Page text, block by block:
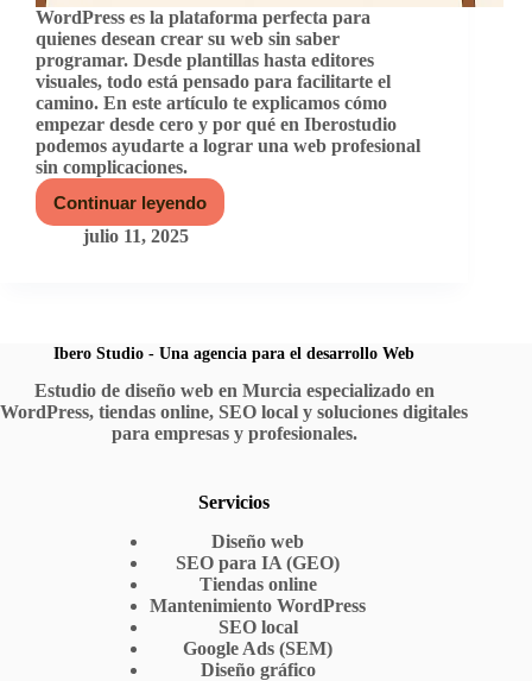
WordPress es la plataforma perfecta para
quienes desean crear su web sin saber
programar. Desde plantillas hasta editores
visuales, todo está pensado para facilitarte el
camino. En este artículo te explicamos cómo
empezar desde cero y por qué en Iberostudio
podemos ayudarte a lograr una web profesional
sin complicaciones.
Continuar leyendo
WordPress
fácil
de
aunque
sepas
programar
julio 11, 2025
Ibero Studio - Una agencia para el desarrollo Web
Estudio de diseño web en Murcia especializado en
WordPress, tiendas online, SEO local y soluciones digitales
para empresas y profesionales.
Servicios
Diseño web
SEO para IA (GEO)
Tiendas online
Mantenimiento WordPress
SEO local
Google Ads (SEM)
Diseño gráfico